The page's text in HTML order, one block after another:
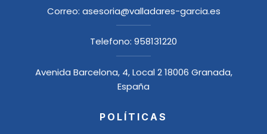
Correo: asesoria@valladares-garcia.es
Telefono: 958131220
Avenida Barcelona, 4, Local 2 18006 Granada,
España
POLÍTICAS